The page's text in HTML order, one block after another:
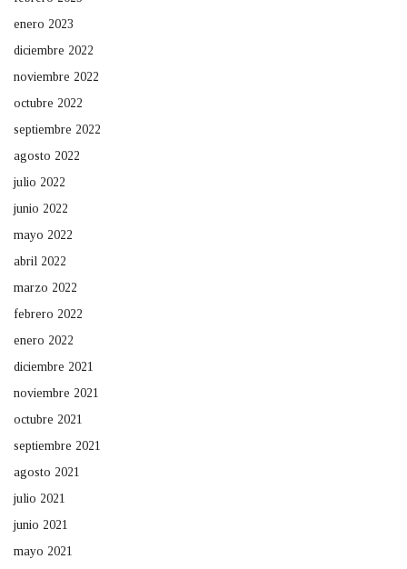
enero 2023
diciembre 2022
noviembre 2022
octubre 2022
septiembre 2022
agosto 2022
julio 2022
junio 2022
mayo 2022
abril 2022
marzo 2022
febrero 2022
enero 2022
diciembre 2021
noviembre 2021
octubre 2021
septiembre 2021
agosto 2021
julio 2021
junio 2021
mayo 2021